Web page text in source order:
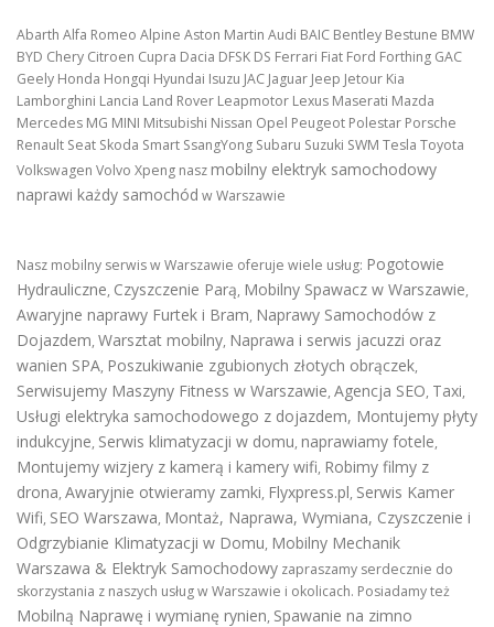
Abarth Alfa Romeo Alpine Aston Martin Audi BAIC Bentley Bestune BMW
BYD Chery Citroen Cupra Dacia DFSK DS Ferrari Fiat Ford Forthing GAC
Geely Honda Hongqi Hyundai Isuzu JAC Jaguar Jeep Jetour Kia
Lamborghini Lancia Land Rover Leapmotor Lexus Maserati Mazda
Mercedes MG MINI Mitsubishi Nissan Opel Peugeot Polestar Porsche
Renault Seat Skoda Smart SsangYong Subaru Suzuki SWM Tesla Toyota
Volkswagen Volvo Xpeng naszmobilny elektryk samochodowy
naprawi każdy samochód w Warszawie
Nasz mobilny serwis w Warszawie oferuje wiele usług: Pogotowie
Hydrauliczne, Czyszczenie Parą, Mobilny Spawacz w Warszawie,
Awaryjne naprawy Furtek i Bram, Naprawy Samochodów z
Dojazdem, Warsztat mobilny, Naprawa i serwis jacuzzi oraz
wanien SPA, Poszukiwanie zgubionych złotych obrączek,
Serwisujemy Maszyny Fitness w Warszawie, Agencja SEO, Taxi,
Usługi elektryka samochodowego z dojazdem, Montujemy płyty
indukcyjne, Serwis klimatyzacji w domu, naprawiamy fotele,
Montujemy wizjery z kamerą i kamery wifi, Robimy filmy z
drona, Awaryjnie otwieramy zamki, Flyxpress.pl, Serwis Kamer
Wifi, SEO Warszawa, Montaż, Naprawa, Wymiana, Czyszczenie i
Odgrzybianie Klimatyzacji w Domu, Mobilny Mechanik
Warszawa & Elektryk Samochodowy zapraszamy serdecznie do
skorzystania z naszych usług w Warszawie i okolicach. Posiadamy też
Mobilną Naprawę i wymianę rynien, Spawanie na zimno